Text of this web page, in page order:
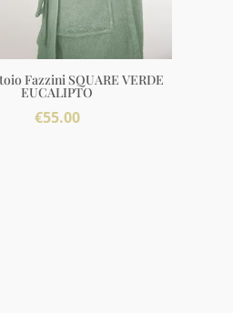
Fazzini SQUARE VERDE
EUCALIPTO
€55.00